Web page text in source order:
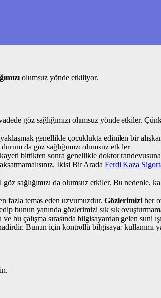
olumsuz yönde etkiliyor.
göz sağlığımızı olumsuz yönde etkiler.
genellikle çocuklukta edinilen bir
da göz sağlığımızı olumsuz etkiler.
bittikten sonra genellikle doktor
İkisi Bir Arada Ferdi Kaza
sağlığımızı da olumsuz etkiler. Bu
fazla temas eden uzvumuzdur. Gözlerimizi her
bunun yanında gözlerimizi sık sık
çalışma sırasında bilgisayardan gelen suni
Bunun için kontrollü bilgisayar kullanımı